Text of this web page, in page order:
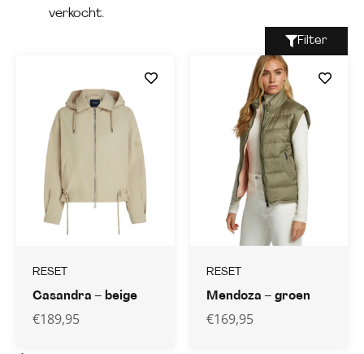
verkocht.
Filter
RESET
Casandra – beige
€189,95
RESET
Mendoza – groen
€169,95